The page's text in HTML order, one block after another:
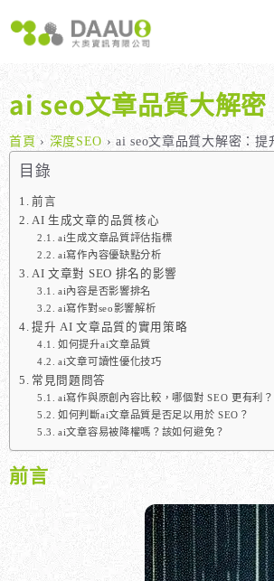
至
內
容
大奧獨家 AISEO矩陣系統｜SEO自動化輕鬆
八大專業SEO服務：網站流量快速成長
SEO 救星：你的網站沒有自然流量嗎？
專業SEO撰寫：提升網站SEO自然排序
維基百科：提升品牌形象與SEO的雙贏策略
網站系統開發：打造高效能業務需求的網站
如何開始 SEO？新手指南
SEO 的定義與基本概念
SEO 的運作原理
SEO 的重要性：為什麼企業需要它？
什麼是白帽SEO、灰帽SEO與黑帽SEO？
ai seo文章品質大解
首頁 › 深度SEO ›ai seo文章品質大解密：提
目錄
前言
AI 生成文章的品質核心
ai生成文章品質評估指標
ai寫作內容優缺點分析
AI 文章對 SEO 排名的影響
ai內容是否影響排名
ai寫作對seo影響解析
提升 AI 文章品質的實用策略
如何提升ai文章品質
ai文章可讀性優化技巧
常見問題問答
ai寫作與原創內容比較，哪個對 SEO 更有利？
如何判斷ai文章品質是否足以用於 SEO？
ai文章容易被降權嗎？該如何避免？
前言